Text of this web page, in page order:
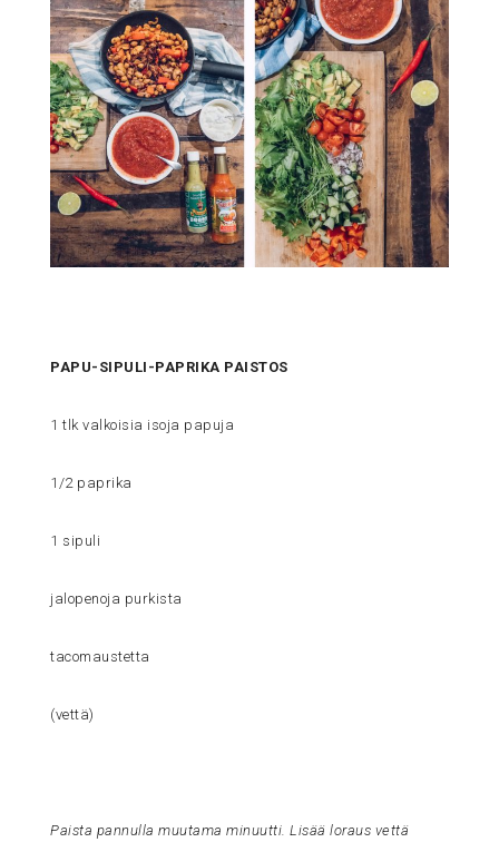
PAPU-SIPULI-PAPRIKA PAISTOS
1 tlk valkoisia isoja papuja
1/2 paprika
1 sipuli
jalopenoja purkista
tacomaustetta
(vettä)
Paista pannulla muutama minuutti. Lisää loraus vettä